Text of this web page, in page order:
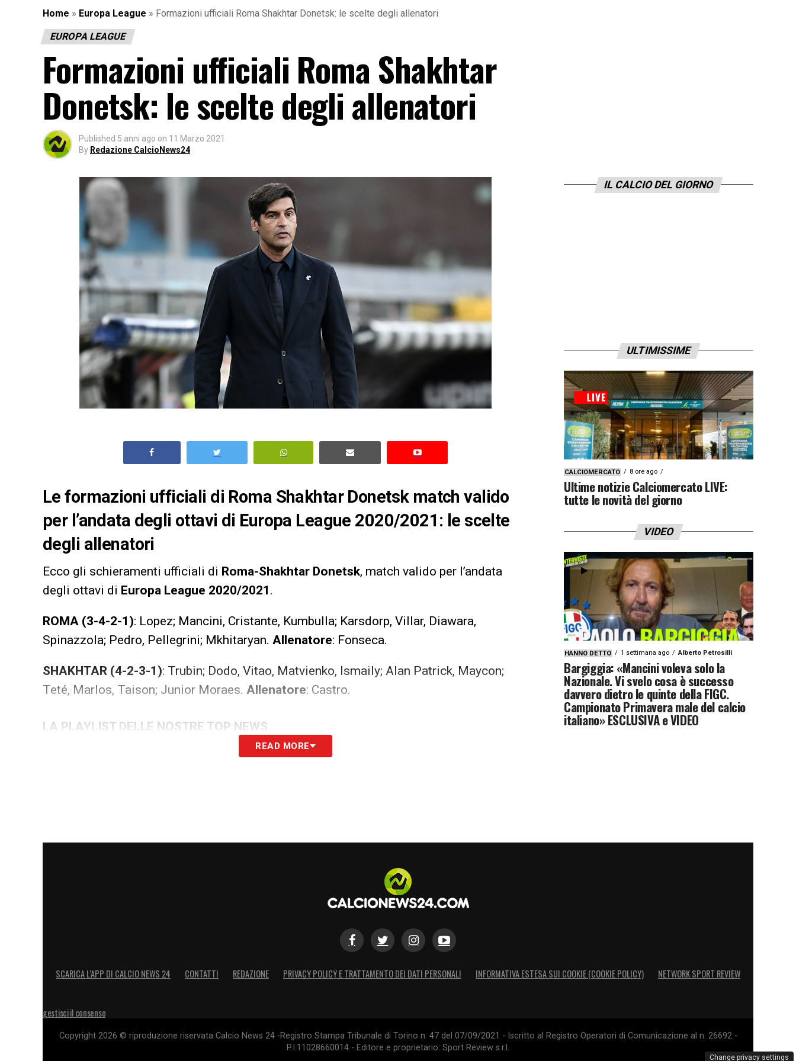
Home » Europa League » Formazioni ufficiali Roma Shakhtar Donetsk: le scelte degli allenatori
EUROPA LEAGUE
Formazioni ufficiali Roma Shakhtar
Donetsk: le scelte degli allenatori
Published 5 anni ago on 11 Marzo 2021
By Redazione CalcioNews24
Le formazioni ufficiali di Roma Shakhtar Donetsk match valido
per l’andata degli ottavi di Europa League 2020/2021: le scelte
degli allenatori
Ecco gli schieramenti ufficiali di Roma-Shakhtar Donetsk, match valido per l’andata
degli ottavi di Europa League 2020/2021 .
ROMA (3-4-2-1): Lopez; Mancini, Cristante, Kumbulla; Karsdorp, Villar, Diawara,
Spinazzola; Pedro, Pellegrini; Mkhitaryan. Allenatore: Fonseca.
SHAKHTAR (4-2-3-1): Trubin; Dodo, Vitao, Matvienko, Ismaily; Alan Patrick, Maycon;
Teté, Marlos, Taison; Junior Moraes. Allenatore: Castro.
LA PLAYLIST DELLE NOSTRE TOP NEWS
READ MORE
IL CALCIO DEL GIORNO
ULTIMISSIME
CALCIOMERCATO 8 ore ago
Ultime notizie Calciomercato LIVE:
tutte le novità del giorno
VIDEO
HANNO DETTO 1 settimana ago Alberto Petrosilli
Bargiggia: «Mancini voleva solo la
Nazionale. Vi svelo cosa è successo
davvero dietro le quinte della FIGC.
Campionato Primavera male del calcio
italiano» ESCLUSIVA e VIDEO
SCARICA L’APP DI CALCIO NEWS 24 CONTATTI REDAZIONE PRIVACY POLICY E TRATTAMENTO DEI DATI PERSONALI INFORMATIVA ESTESA SUI COOKIE (COOKIE POLICY) NETWORK SPORT REVIEW
gestisci il consenso
Copyright 2026 © riproduzione riservata Calcio News 24 -Registro Stampa Tribunale di Torino n. 47 del 07/09/2021 - Iscritto al Registro Operatori di Comunicazione al n. 26692 -
P.I.11028660014 - Editore e proprietario: Sport Review s.r.l.
Change privacy settings